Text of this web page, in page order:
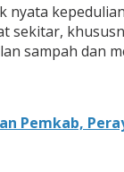
nyata
sekitar,
sampah dan
Pemkab,